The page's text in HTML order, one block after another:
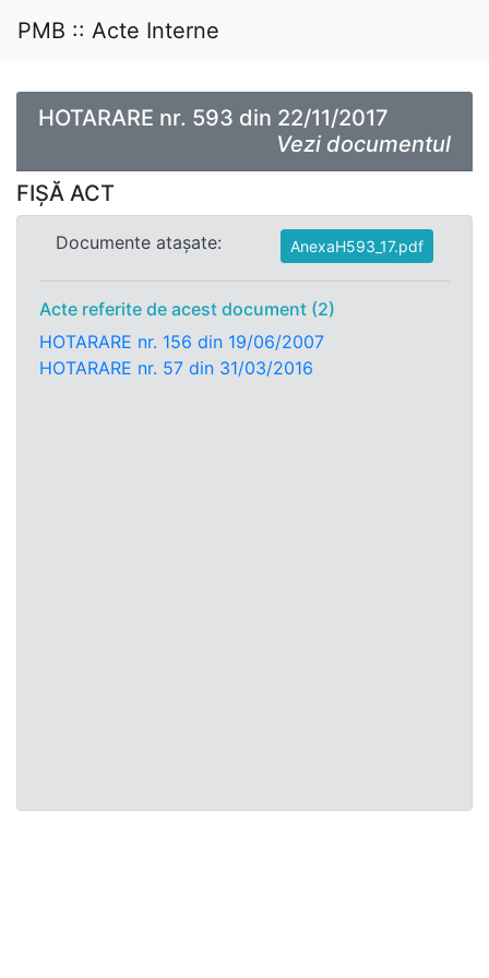
PMB :: Acte Interne
HOTARARE nr. 593 din 22/11/2017
Vezi documentul
FIȘĂ ACT
Documente atașate: AnexaH593_17.pdf
Acte referite de acest document (2)
HOTARARE nr. 156 din 19/06/2007
HOTARARE nr. 57 din 31/03/2016